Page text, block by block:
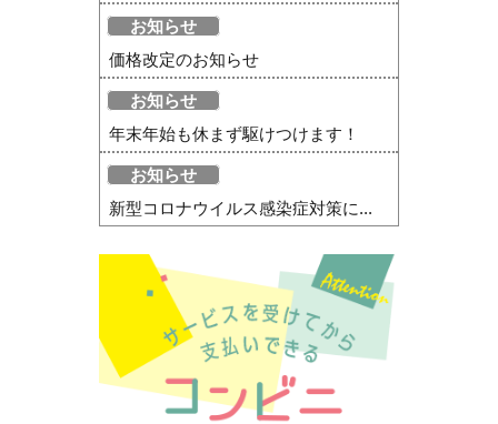
お知らせ
価格改定のお知らせ
お知らせ
年末年始も休まず駆けつけます！
お知らせ
新型コロナウイルス感染症対策に...